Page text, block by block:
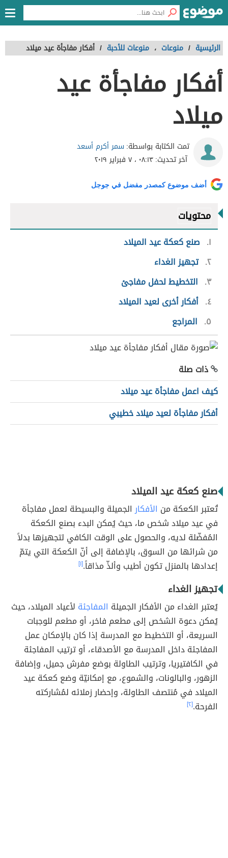
الرئيسية / منوعات ، منوعات للأحبة / أفكار مفاجأة عيد ميلاد
أفكار مفاجأة عيد
ميلاد
تمت الكتابة بواسطة:سمر أكرم أسعد
آخر تحديث:٠٨:١٣ ، ٧ فبراير ٢٠١٩
أضف موضوع كمصدر مفضل في جوجل
محتويات
١
صنع كعكة عيد الميلاد
٢ تجهيز الغداء
٣
التخطيط لحفل مفاجئ
٤ أفكار أخرى لعيد الميلاد
٥
المراجع
ذات صلة
كيف اعمل مفاجأة عيد ميلاد
أفكار مفاجأة لعيد ميلاد خطيبي
صنع كعكة عيد الميلاد
تُعتبر الكعكة من الأفكارالجميلة والبسيطة لعمل مفاجأة
في عيد ميلاد شخص ما، حيث يُمكن البدء بصنع الكعكة
المُفضّلة لديه، والحصول على الوقت الكافي لتجهيزها بدلاً
من شرائها من السوق، بالإضافة إلى أنّ الكعكة التي يتمّ
إعدادها بالمنزل تكون أطيب وألذّ مذاقاً.[١]
تجهيز الغداء
يُعتبر الغداء من الأفكار الجميلة المفاجئة لأعياد الميلاد، حيث
يُمكن دعوة الشخص إلى مطعم فاخر، أو مطعم للوجبات
السريعة، أو التخطيط مع المدرسة إذا كان بالإمكان عمل
المفاجئة داخل المدرسة مع الأصدقاء، أو ترتيب المفاجئة
في الكافتيريا، وترتيب الطاولة بوضع مفرش جميل، وإضافة
الزهور، والبالونات، والشموع، مع إمكانيّة وضع كعكة عيد
الميلاد في مُنتصف الطاولة، وإحضار زملائه لمُشاركته
الفرحة.[٢]